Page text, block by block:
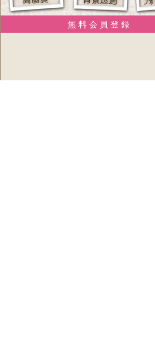
無 料 会 員 登